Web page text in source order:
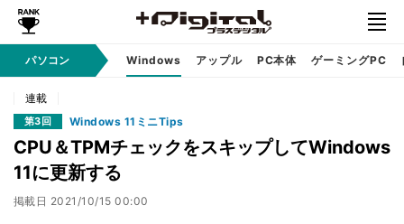
パソコン Windows アップル PC本体 ゲーミングPC
連載
第3回 Windows 11ミニTips
CPU＆TPMチェックをスキップしてWindows
11に更新する
掲載日 2021/10/15 00:00